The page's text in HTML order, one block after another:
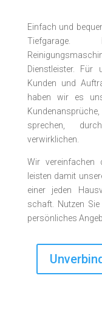
Einfach und
Tiefgarage.
Dienstleister. Für
Kunden und
haben wir es
sprechen,
verwirklichen.
Wir vereinfachen
leisten damit
einer jeden
schaft. Nutzen
persönliches